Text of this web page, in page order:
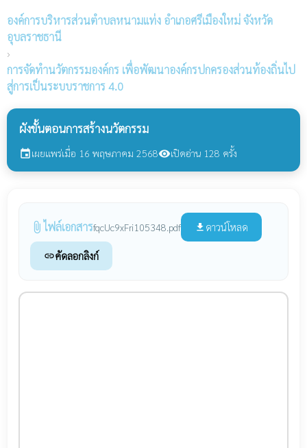
องค์การบริหารส่วนตำบลหนามแท่ง อำเภอศรีเมืองใหม่ จังหวัด
อุบลราชธานี
›
การจัดทำนวัตกรรมองค์กร เพื่อพัฒนาองค์กรปกครองส่วนท้องถิ่นไป
สู่การเป็นระบบราชการ 4.0
ผังขั้นตอนการสร้างนวัตกรรม
eventเผยแพร่เมื่อ 16 พฤษภาคม 2568visibilityเปิดอ่าน 128 ครั้ง
attach_file ไฟล์เอกสารfqcUc9xFri105348.pdf file_download ดาวน์โหลด
linkคัดลอกลิงก์